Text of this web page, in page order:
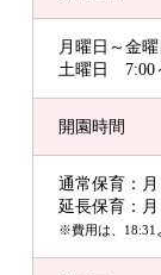
月曜日～金
土曜日 7:00
開園時間
通常保育：
延長保育：
※費用は、18:31